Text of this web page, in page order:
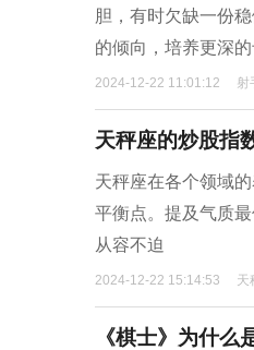
胆，有时欠缺一份
的倾向，培养更深
2024-12-22 11:01:12 射
天秤座的炒股指
天秤座在各个领域
平衡点。提及气质
从容不迫
2024-12-22 15:14:53 天
《棋士》为什么